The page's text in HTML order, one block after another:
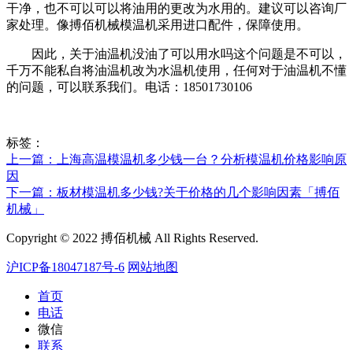
干净，也不可以可以将油用的更改为水用的。建议可以咨询厂
家处理。像搏佰机械模温机采用进口配件，保障使用。
因此，关于油温机没油了可以用水吗这个问题是不可以，
千万不能私自将油温机改为水温机使用，任何对于油温机不懂
的问题，可以联系我们。电话：18501730106
标签：
上一篇：上海高温模温机多少钱一台？分析模温机价格影响原
因
下一篇：板材模温机多少钱?关于价格的几个影响因素「搏佰
机械」
Copyright © 2022 搏佰机械 All Rights Reserved.
沪ICP备18047187号-6 网站地图
首页
电话
微信
联系